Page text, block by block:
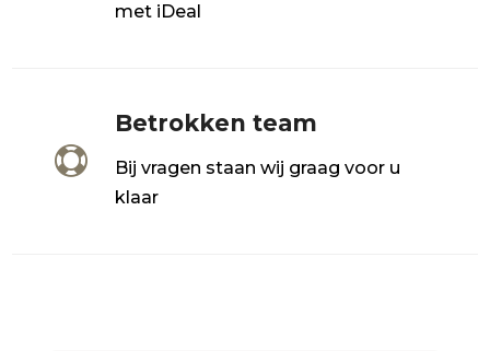
met iDeal

Betrokken team
Bij vragen staan wij graag voor u
klaar